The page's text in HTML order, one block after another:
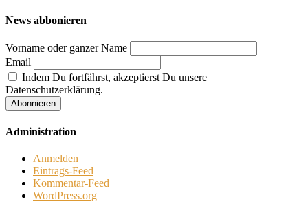
News abbonieren
Vorname oder ganzer Name
Email
Indem Du fortfährst, akzeptierst Du unsere
Datenschutzerklärung.
Administration
Anmelden
Eintrags-Feed
Kommentar-Feed
WordPress.org